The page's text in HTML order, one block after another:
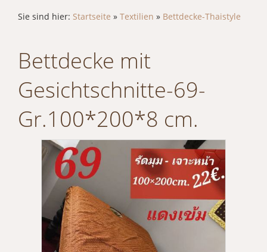
Sie sind hier: Startseite » Textilien » Bettdecke-Thaistyle
Bettdecke mit
Gesichtschnitte-69-
Gr.100*200*8 cm.